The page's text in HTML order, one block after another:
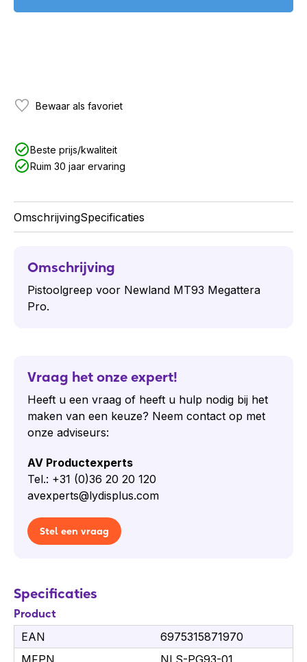
Bewaar als favoriet
Beste prijs/kwaliteit
Ruim 30 jaar ervaring
OmschrijvingSpecificaties
Omschrijving
Pistoolgreep voor Newland MT93 Megattera
Pro.
Vraag het onze expert!
Heeft u een vraag of heeft u hulp nodig bij het
maken van een keuze? Neem contact op met
onze adviseurs:
AV Productexperts
Tel.: +31 (0)36 20 20 120
avexperts@lydisplus.com
Stel een vraag
Specificaties
Product
EAN
6975315871970